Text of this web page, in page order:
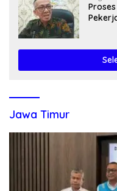
Jawa Timur